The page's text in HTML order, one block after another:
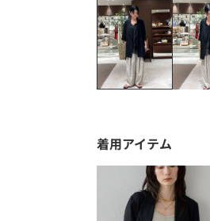
着用アイテム